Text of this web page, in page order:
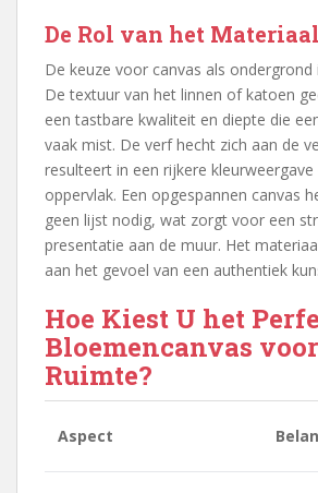
De Rol van het
De keuze voor canvas als ondergrond
De textuur van het linnen of katoen
een tastbare kwaliteit en diepte die
vaak mist. De verf hecht zich aan de
resulteert in een rijkere
oppervlak. Een opgespannen canvas
geen lijst nodig, wat zorgt voor een
presentatie aan de muur. Het
aan het gevoel van een authentiek
Hoe Kiest U het
Bloemencanvas
Ruimte?
Aspect